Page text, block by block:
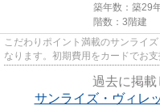
築年数：築29
階数：3階建
こだわりポイント満載のサンライ
なります。初期費用をカードでお
過去に掲載
サンライズ・ヴィレ